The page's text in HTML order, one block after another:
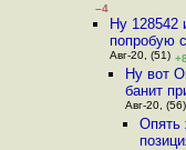
–4
Ну 128542
попробую
Авг-20, (51) +8
Ну вот
банит
Авг-20, (56)
Опять